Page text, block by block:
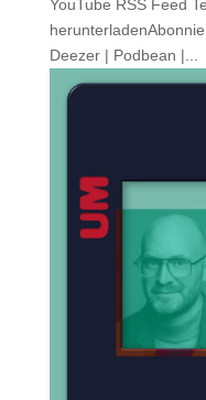
YouTube RSS Feed
Deezer | Podbean |...